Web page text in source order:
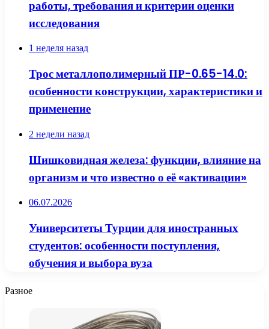
работы, требования и критерии оценки
исследования
1 неделя назад
Трос металлополимерный ПР-0.65-14.0:
особенности конструкции, характеристики и
применение
2 недели назад
Шишковидная железа: функции, влияние на
организм и что известно о её «активации»
06.07.2026
Университеты Турции для иностранных
студентов: особенности поступления,
обучения и выбора вуза
Разное